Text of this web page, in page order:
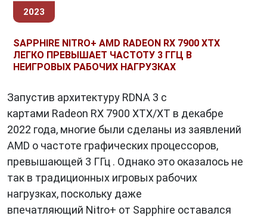
2023
SAPPHIRE NITRO+ AMD RADEON RX 7900 XTX
ЛЕГКО ПРЕВЫШАЕТ ЧАСТОТУ 3 ГГЦ В
НЕИГРОВЫХ РАБОЧИХ НАГРУЗКАХ
Запустив архитектуру RDNA 3 с
картами Radeon RX 7900 XTX/XT в декабре
2022 года, многие были сделаны из заявлений
AMD о частоте графических процессоров,
превышающей 3 ГГц . Однако это оказалось не
так в традиционных игровых рабочих
нагрузках, поскольку даже
впечатляющий Nitro+ от Sapphire оставался